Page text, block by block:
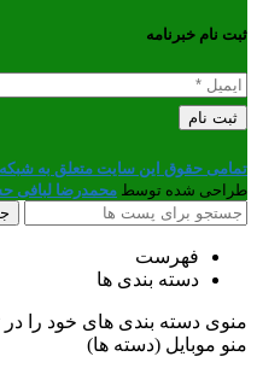
ثبت نام خبرنامه
تمامی حقوق این سایت متعلق به
طراحی شده توسط محمدرضا لبافی
فهرست
دسته بندی ها
منوی دسته بندی های خود را
منو موبایل (دسته ها)